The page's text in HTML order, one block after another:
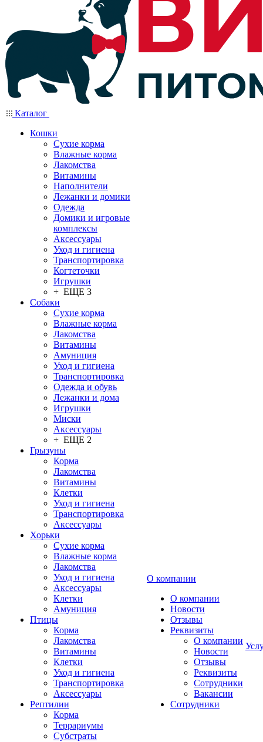
Каталог
Кошки
Сухие корма
Влажные корма
Лакомства
Витамины
Наполнители
Лежанки и домики
Одежда
Домики и игровые
комплексы
Аксессуары
Уход и гигиена
Транспортировка
Когтеточки
Игрушки
+ ЕЩЕ 3
Собаки
Сухие корма
Влажные корма
Лакомства
Витамины
Амуниция
Уход и гигиена
Транспортировка
Одежда и обувь
Лежанки и дома
Игрушки
Миски
Аксессуары
+ ЕЩЕ 2
Грызуны
Корма
Лакомства
Витамины
Клетки
Уход и гигиена
Транспортировка
Аксессуары
Хорьки
Сухие корма
Влажные корма
Лакомства
Уход и гигиена
Аксессуары
Клетки
Амуниция
Птицы
Корма
Лакомства
Витамины
Клетки
Уход и гигиена
Транспортировка
Аксессуары
Рептилии
Корма
Террариумы
Субстраты
О компании
О компании
Новости
Отзывы
Реквизиты
О компании
Новости
Отзывы
Реквизиты
Сотрудники
Вакансии
Сотрудники